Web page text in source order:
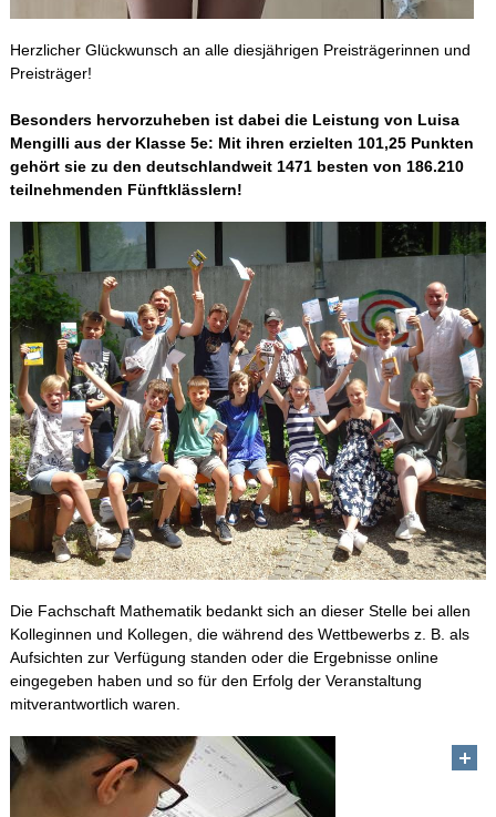
Herzlicher Glückwunsch an alle diesjährigen Preisträgerinnen und
Preisträger!
Besonders hervorzuheben ist dabei die Leistung von Luisa
Mengilli aus der Klasse 5e: Mit ihren erzielten 101,25 Punkten
gehört sie zu den deutschlandweit 1471 besten von 186.210
teilnehmenden Fünftklässlern!
Die Fachschaft Mathematik bedankt sich an dieser Stelle bei allen
Kolleginnen und Kollegen, die während des Wettbewerbs z. B. als
Aufsichten zur Verfügung standen oder die Ergebnisse online
eingegeben haben und so für den Erfolg der Veranstaltung
mitverantwortlich waren.